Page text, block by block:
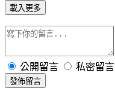
載入更多
公開留言 私密留言
發佈留言